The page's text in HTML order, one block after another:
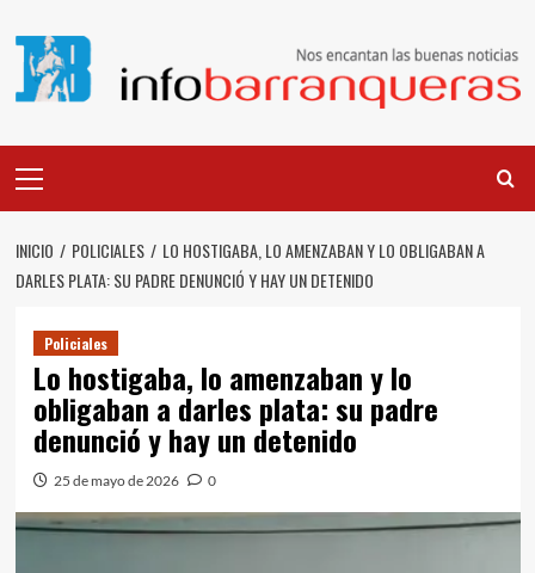
contenido
principal
INICIO POLICIALES
LO HOSTIGABA, LO AMENZABAN Y LO OBLIGABAN A
DARLES PLATA: SU PADRE DENUNCIÓ Y HAY UN DETENIDO
Policiales
Lo hostigaba, lo amenzaban y lo
obligaban a darles plata: su padre
denunció y hay un detenido
25 de mayo de 2026 0